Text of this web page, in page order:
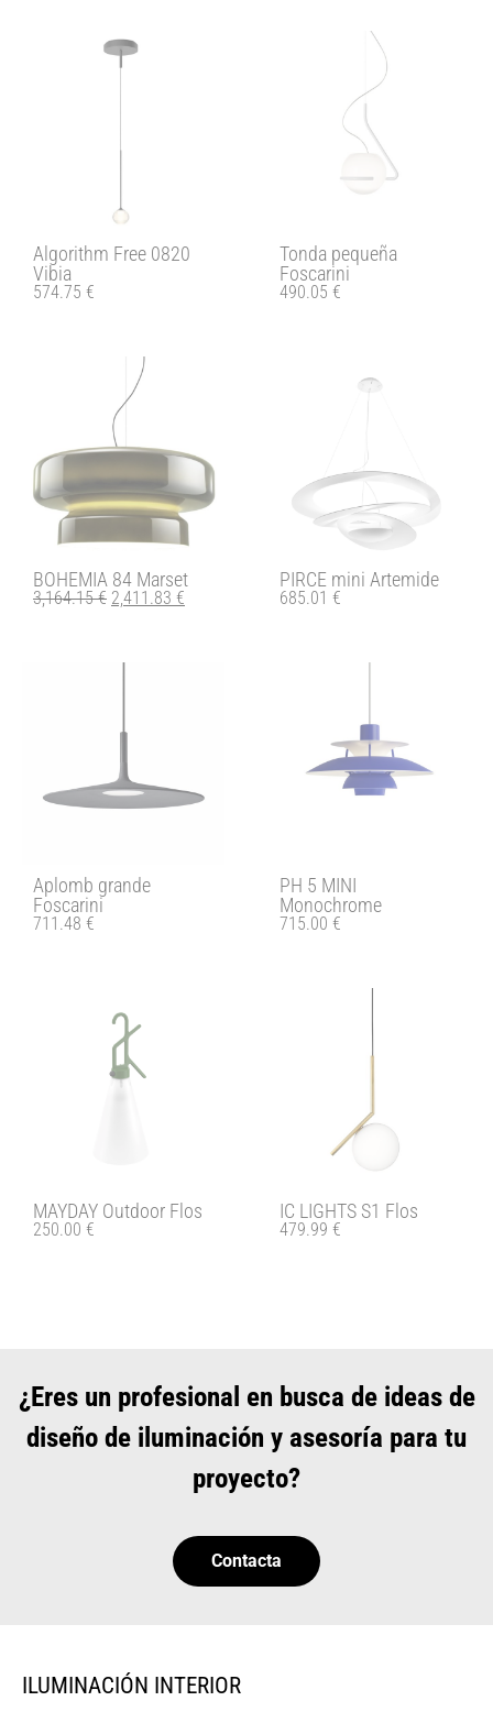
Algorithm Free 0820
Vibia
574.75 €
Tonda pequeña
Foscarini
490.05 €
BOHEMIA 84 Marset
3,164.15€ 2,411.83 €
PIRCE mini Artemide
685.01 €
Aplomb grande
Foscarini
711.48 €
PH 5 MINI
Monochrome
715.00 €
MAYDAY Outdoor Flos
250.00 €
IC LIGHTS S1 Flos
479.99 €
¿Eres un profesional en busca de ideas de
diseño de iluminación y asesoría para tu
proyecto?
Contacta
ILUMINACIÓN INTERIOR